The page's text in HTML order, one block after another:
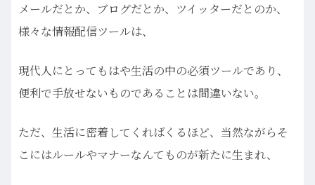
メールだとか、ブログだとか、ツイッターだとのか、
様々な情報配信ツールは、
現代人にとってもはや生活の中の必須ツールであり、
便利で手放せないものであることは間違いない。
ただ、生活に密着してくればくるほど、当然ながらそ
こにはルールやマナーなんてものが新たに生まれ、